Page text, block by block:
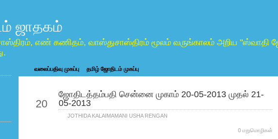
ஜாதகம்
எண் கணிதம், வாஸ்துசாஸ்திரம் மூலம் வருங்காலம் அறிய
வலைப்பதிவு முகப்பு தமிழ் ஜோதிடம் முகப்பு
20
ஜோதிடத்தம்பதி சென்னை முகாம் 20-05-2013 முதல் 21-
05-2013
JOTHIDA KALAIMAMANI USHA RENGAN
0 மறுமொழிகள்